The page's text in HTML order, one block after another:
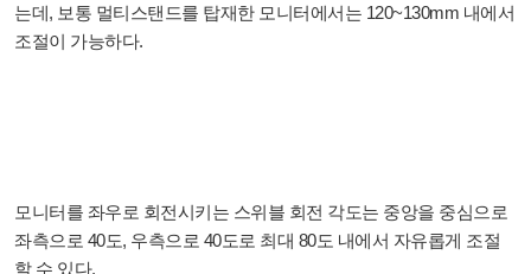
는데, 보통 멀티스탠드를 탑재한 모니터에서는 120~130mm 내에서
조절이 가능하다.
모니터를 좌우로 회전시키는 스위블 회전 각도는 중앙을 중심으로
좌측으로 40도, 우측으로 40도로 최대 80도 내에서 자유롭게 조절
할 수 있다.